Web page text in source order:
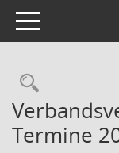
Toggle navigation
Termine